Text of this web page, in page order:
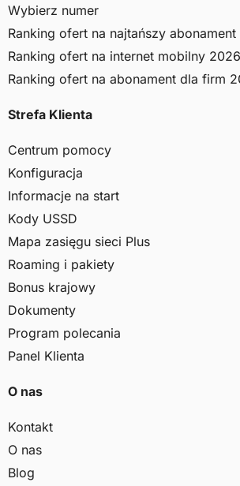
Wybierz numer
Ranking ofert na najtańszy
Ranking ofert na internet mobilny 2026
Ranking ofert na abonament dla firm
Strefa Klienta
Centrum pomocy
Konfiguracja
Informacje na start
Kody USSD
Mapa zasięgu sieci Plus
Roaming i pakiety
Bonus krajowy
Dokumenty
Program polecania
Panel Klienta
O nas
Kontakt
O nas
Blog